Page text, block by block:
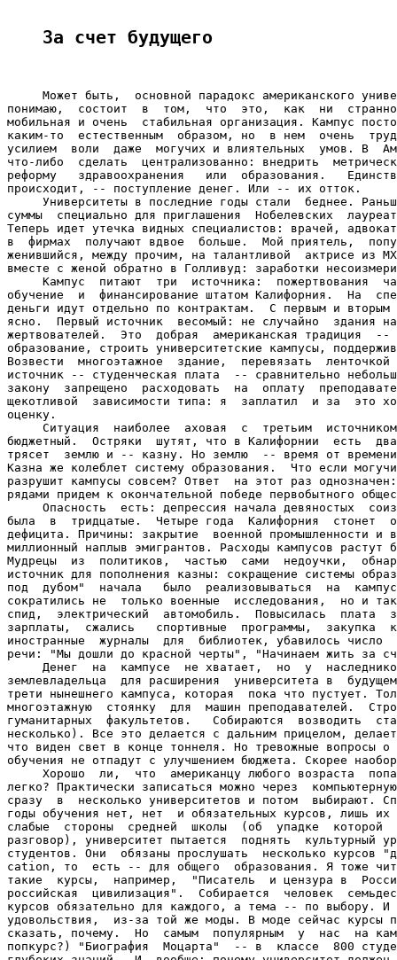
За счет будущего
Может быть,  основной парадокс американского
понимаю,  состоит  в  том,  что  это,  как  ни
мобильная и очень  стабильная организация. Кампус
каким-то  естественным  образом, но  в нем  очень
усилием  воли  даже  могучих и влиятельных  умов. В
что-либо  сделать  централизованно: внедрить
реформу   здравоохранения   или  образования.
происходит, -- поступление денег. Или -- их отток.
Университеты в последние годы стали  беднее.
суммы  специально для приглашения  Нобелевских
Теперь идет утечка видных специалистов: врачей,
в  фирмах  получают вдвое  больше.  Мой приятель,
женившийся, между прочим, на талантливой  актрисе из
вместе с женой обратно в Голливуд: заработки
Кампус  питают  три  источника:  пожертвования
обучение  и  финансирование штатом Калифорния.  На
деньги идут отдельно по контрактам.  С первым и вторым
ясно.  Первый источник  весомый: не случайно  здания
жертвователей.  Это  добрая  американская традиция  --
образование, строить университетские кампусы,
Возвести  многоэтажное  здание,  перевязать
источник -- студенческая плата  -- сравнительно
закону  запрещено  расходовать  на  оплату
щекотливой  зависимости типа: я  заплатил  и за  это
оценку.
Ситуация  наиболее  аховая  с  третьим
бюджетный.  Остряки  шутят, что в Калифорнии  есть
трясет  землю и -- казну. Но землю  -- время от
Казна же колеблет систему образования.  Что если
разрушит кампусы совсем? Ответ  на этот раз
рядами придем к окончательной победе первобытного
Опасность  есть: депрессия начала девяностых
была  в  тридцатые.  Четыре года  Калифорния  стонет
дефицита. Причины: закрытие  военной промышленности
миллионный наплыв эмигрантов. Расходы кампусов растут
Мудрецы  из  политиков,  частью  сами  недоучки,
источник для пополнения казны: сокращение системы
под  дубом"  начала   было  реализовываться  на
сократились не  только военные  исследования,  но и
спид,  электрический  автомобиль.  Повысилась  плата
зарплаты,  сжались   спортивные  программы,  закупка
иностранные  журналы  для  библиотек, убавилось число
речи: "Мы дошли до красной черты", "Начинаем жить за
Денег  на  кампусе  не хватает,  но  у
землевладельца  для расширения  университета в
трети нынешнего кампуса, которая  пока что пустует.
многоэтажную  стоянку  для  машин преподавателей.
гуманитарных  факультетов.   Собираются  возводить
несколько). Все это делается с дальним прицелом,
что виден свет в конце тоннеля. Но тревожные вопросы о
обучения не отпадут с улучшением бюджета. Скорее
Хорошо  ли,  что  американцу любого возраста
легко? Практически записаться можно через
сразу  в  несколько университетов и потом  выбирают.
годы обучения нет, нет  и обязательных курсов, лишь их
слабые  стороны  средней  школы  (об  упадке  которой
разговор), университет пытается  поднять  культурный
студентов. Они  обязаны прослушать  несколько
cation, то  есть -- для общего  образования. Я тоже
такие  курсы,  например,  "Писатель  и цензура в
российская  цивилизация".  Собирается  человек
курсов обязательно для каждого, а тема -- по выбору.
удовольствия,  из-за той же моды. В моде сейчас курсы
сказать, почему.  Но  самым  популярным  у  нас  на
попкурс?) "Биография  Моцарта"  -- в  классе  800